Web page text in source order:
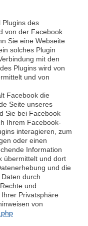
Plugins des
von der Facebook
Sie eine Webseite
solches Plugin
mit den
Plugins wird von
und von
Facebook die
Seite unseres
Sie bei Facebook
Ihrem Facebook-
interagieren, zum
oder einen
Information
übermittelt und dort
und die
durch
und
Privatsphäre
von